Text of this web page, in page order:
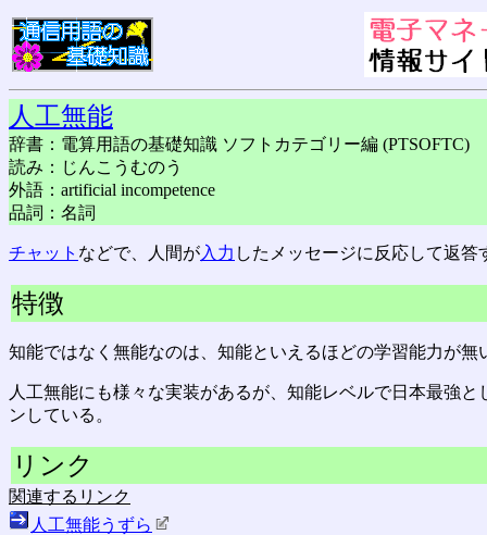
人工無能
辞書：電算用語の基礎知識 ソフトカテゴリー編 (PTSOFTC)
読み：じんこうむのう
外語：artificial incompetence
品詞：名詞
チャット などで、人間が入力 したメッセージに反応して返
特徴
知能ではなく無能なのは、知能といえるほどの学習能力が無
人工無能にも様々な実装があるが、知能レベルで日本最強
ンしている。
リンク
関連するリンク
人工無能うずら